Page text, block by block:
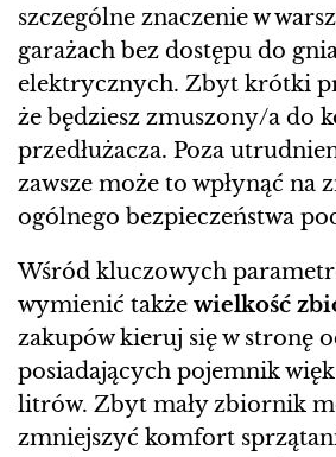
szczególne znaczenie w
garażach bez dostępu do
elektrycznych. Zbyt krótki
że będziesz zmuszony/a do
przedłużacza. Poza
zawsze może to wpłynąć na
ogólnego bezpieczeństwa
Wśród kluczowych
wymienić także wielkość
zakupów kieruj się w stronę
posiadających pojemnik
litrów. Zbyt mały zbiornik
zmniejszyć komfort